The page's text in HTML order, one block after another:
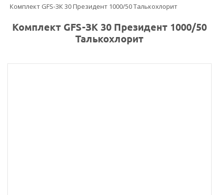
Комплект GFS-ЗК 30 Президент 1000/50 Талькохлорит
Комплект GFS-ЗК 30 Президент 1000/50
Талькохлорит